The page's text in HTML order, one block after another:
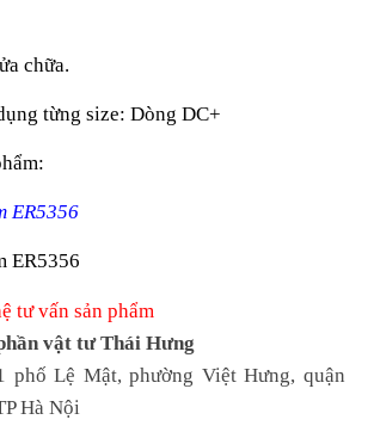
chữa.
từng size: Dòng DC+
ER5356
ER5356
tư vấn sản phẩm
vật tư Thái Hưng
phố Lệ Mật, phường Việt Hưng, quận
Hà Nội